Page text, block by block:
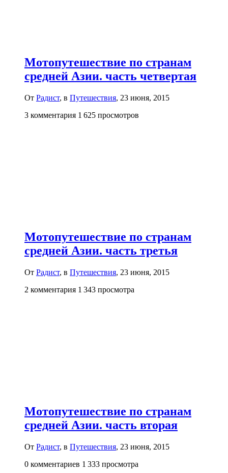
Мотопутешествие по странам
средней Азии. часть четвертая
От Радист, в Путешествия, 23 июня, 2015
3 комментария 1 625 просмотров
Мотопутешествие по странам
средней Азии. часть третья
От Радист, в Путешествия, 23 июня, 2015
2 комментария 1 343 просмотра
Мотопутешествие по странам
средней Азии. часть вторая
От Радист, в Путешествия, 23 июня, 2015
0 комментариев 1 333 просмотра